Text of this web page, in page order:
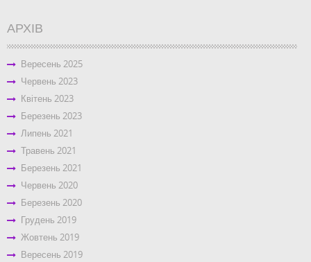
АРХІВ
Вересень 2025
Червень 2023
Квітень 2023
Березень 2023
Липень 2021
Травень 2021
Березень 2021
Червень 2020
Березень 2020
Грудень 2019
Жовтень 2019
Вересень 2019